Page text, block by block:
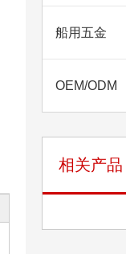
船用五金
OEM/ODM
相关产品